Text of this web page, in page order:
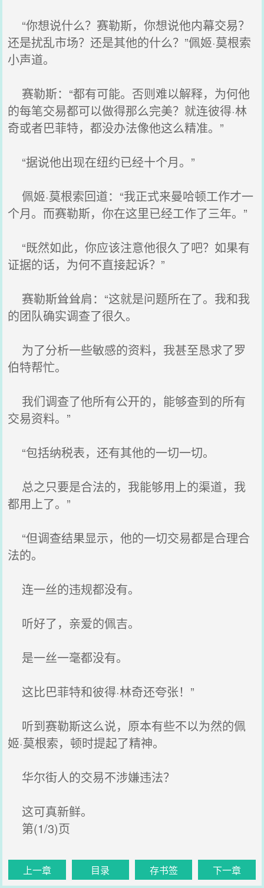
“你想说什么？赛勒斯，你想说他内幕交易？
还是扰乱市场？还是其他的什么？”佩姬·莫根索
小声道。
赛勒斯：“都有可能。否则难以解释，为何他
的每笔交易都可以做得那么完美？就连彼得·林
奇或者巴菲特，都没办法像他这么精准。”
“据说他出现在纽约已经十个月。”
佩姬·莫根索回道：“我正式来曼哈顿工作才一
个月。而赛勒斯，你在这里已经工作了三年。”
“既然如此，你应该注意他很久了吧？如果有
证据的话，为何不直接起诉？”
赛勒斯耸耸肩：“这就是问题所在了。我和我
的团队确实调查了很久。
为了分析一些敏感的资料，我甚至恳求了罗
伯特帮忙。
我们调查了他所有公开的，能够查到的所有
交易资料。”
“包括纳税表，还有其他的一切一切。
总之只要是合法的，我能够用上的渠道，我
都用上了。”
“但调查结果显示，他的一切交易都是合理合
法的。
连一丝的违规都没有。
听好了，亲爱的佩吉。
是一丝一毫都没有。
这比巴菲特和彼得·林奇还夸张！”
听到赛勒斯这么说，原本有些不以为然的佩
姬·莫根索，顿时提起了精神。
华尔街人的交易不涉嫌违法？
这可真新鲜。
第(1/3)页
上一章 目录 存书签 下一章